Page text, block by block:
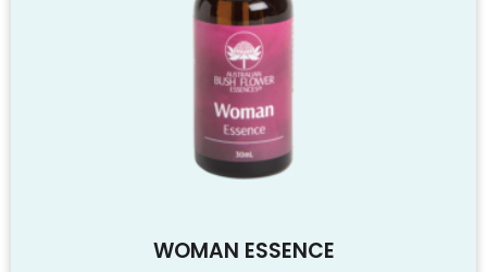
WOMAN ESSENCE